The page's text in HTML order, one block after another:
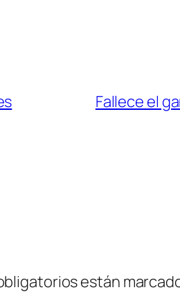
Fallece el
están